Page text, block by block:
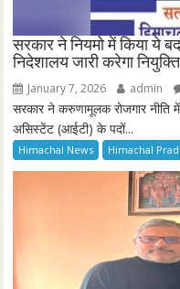
सरकार ने नियमो में किया ये
निदेशालय जारी करेगा
January 7, 2026 admin
सरकार ने करुणामूलक रोजगार
असिस्टेंट (आईटी) के पदों...
Himachal News Himachal